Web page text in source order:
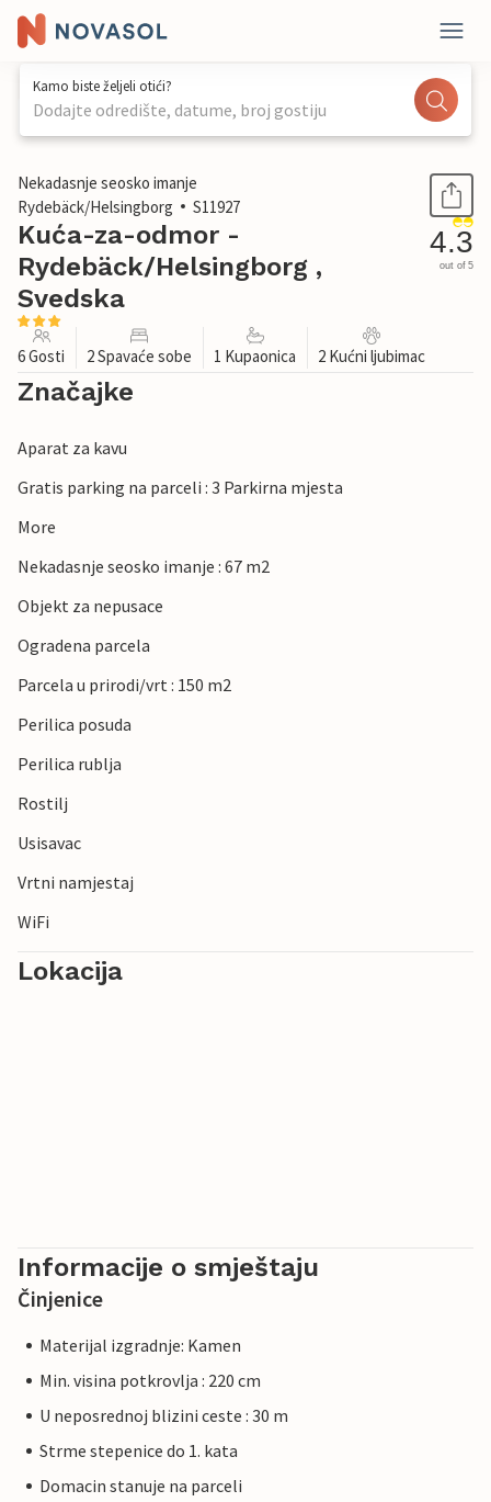
Kamo biste željeli otići?
Dodajte odredište, datume, broj gostiju
1 / 14
Nekadasnje seosko imanje
Rydebäck/Helsingborg
S11927
Kuća-za-odmor -
Rydebäck/Helsingborg ,
Svedska
4.3
out of 5
6 Gosti 2 Spavaće sobe 1 Kupaonica 2 Kućni ljubimac
Značajke
Aparat za kavu
Gratis parking na parceli : 3 Parkirna mjesta
More
Nekadasnje seosko imanje : 67 m2
Objekt za nepusace
Ogradena parcela
Parcela u prirodi/vrt : 150 m2
Perilica posuda
Perilica rublja
Rostilj
Usisavac
Vrtni namjestaj
WiFi
Lokacija
Informacije o smještaju
Činjenice
Materijal izgradnje: Kamen
Min. visina potkrovlja : 220 cm
U neposrednoj blizini ceste : 30 m
Strme stepenice do 1. kata
Domacin stanuje na parceli